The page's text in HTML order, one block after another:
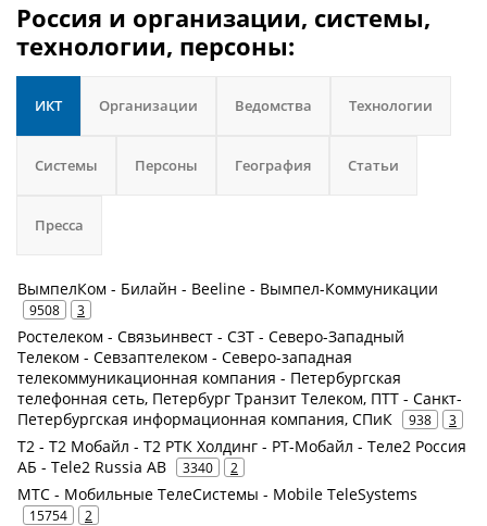
Россия и организации, системы,
технологии, персоны:
ИКТ Организации Ведомства Технологии
Системы Персоны География Статьи
Пресса
ВымпелКом - Билайн - Beeline - Вымпел-Коммуникации
9508 3
Ростелеком - Связьинвест - СЗТ - Северо-Западный
Телеком - Севзаптелеком - Северо-западная
телекоммуникационная компания - Петербургская
телефонная сеть, Петербург Транзит Телеком, ПТТ - Санкт-
Петербургская информационная компания, СПиК
938 3
Т2 - Т2 Мобайл - Т2 РТК Холдинг - РТ-Мобайл - Теле2 Россия
АБ - Tele2 Russia AB
3340 2
МТС - Мобильные ТелеСистемы - Mobile TeleSystems
15754 2